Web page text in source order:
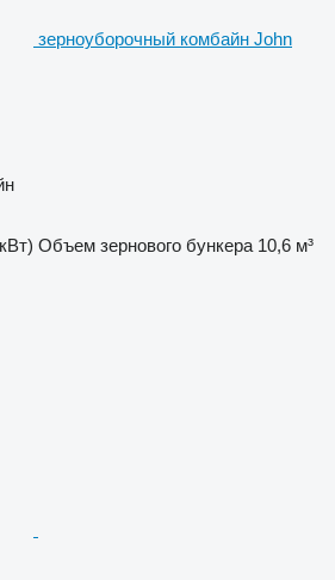
зерноуборочный комбайн John
Объем зернового бункера 10,6 м³